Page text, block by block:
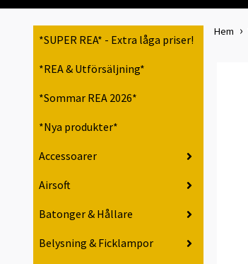
*SUPER REA* - Extra låga priser!
*REA & Utförsäljning*
*Sommar REA 2026*
*Nya produkter*
Accessoarer
Airsoft
Batonger & Hållare
Belysning & Ficklampor
Hem